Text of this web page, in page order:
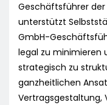
Geschäftsführer der
unterstützt
GmbH-
legal zu minimieren
strategisch zu
ganzheitlichen
Vertragsgestaltung,